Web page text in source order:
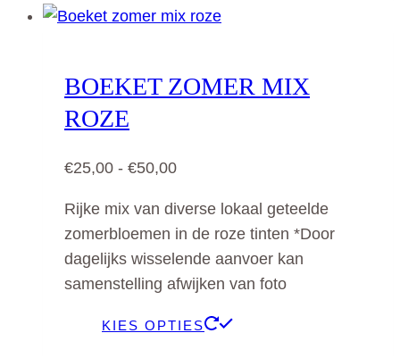
BOEKET ZOMER MIX
ROZE
€25,00 - €50,00Prijsklasse:
tot
€50,00
Rijke mix van diverse lokaal geteelde
zomerbloemen in de roze tinten *Door
dagelijks wisselende aanvoer kan
samenstelling afwijken van foto
KIES OPTIES